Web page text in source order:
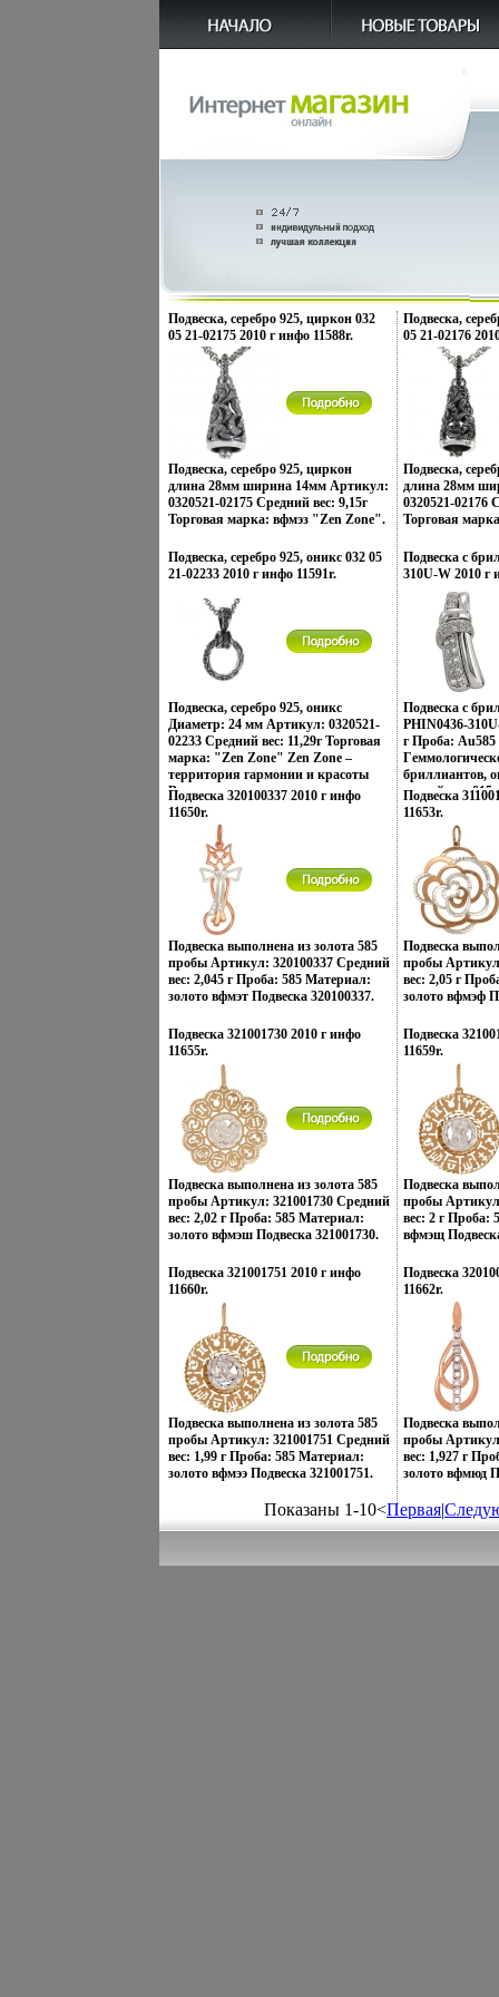
Подвеска, серебро 925, циркон 032
05 21-02175 2010 г инфо 11588r.
Подвеска, серебро 925, циркон
длина 28мм ширина 14мм Артикул:
0320521-02175 Средний вес: 9,15г
Торговая марка: вфмэз "Zen Zone".
Подвеска, серебро 925, оникс 032 05
21-02233 2010 г инфо 11591r.
Подвеска, серебро 925, оникс
Диаметр: 24 мм Артикул: 0320521-
02233 Средний вес: 11,29г Торговая
марка: "Zen Zone" Zen Zone –
территория гармонии и красоты
Взаимопроникновение и слияние
кбчльаультур Востока и Запада,
сочетание контрастов и
противоположностей Настроения
неонового Токио, обаяние
французских кофеин, безудержная
роскошь индийских дворцов,
романтика коралловых рифов и
лазурных побережий Бали,
динамика моды и тенденций
Милана – все это
воплотиловжбюрсь в ювелирных
шедеврах Zen Zone Дизайнеры
изменили традиционному подходу
создания украшений, как деталей
украшающих образ Украшения Zen
Zone дарят вам привилегию
избранных – подчеркивать, менять
и создавать свой неповторимый
образ, приобретая при этом заряд
настроения и уверенность в своем
успехе.
Подвеска 320100337 2010 г инфо
11650r.
Подвеска выполнена из золота 585
пробы Артикул: 320100337 Средний
вес: 2,045 г Проба: 585 Материал:
золото вфмэт Подвеска 320100337.
Подвеска 321001730 2010 г инфо
11655r.
Подвеска выполнена из золота 585
пробы Артикул: 321001730 Средний
вес: 2,02 г Проба: 585 Материал:
золото вфмэш Подвеска 321001730.
Подвеска 321001751 2010 г инфо
11660r.
Подвеска выполнена из золота 585
пробы Артикул: 321001751 Средний
вес: 1,99 г Проба: 585 Материал:
золото вфмээ Подвеска 321001751.
Подвеска,
05 21-02176
Подвеска,
длина 28мм
0320521-02176
Торговая
Подвеска с
310U-W 2010 г
Подвеска с
PHIN0436-
г Проба:
бриллиантов,
граней, вес
чистота 3.
Подвеска
11653r.
Подвеска
пробы
вес: 2,05 г
золото вфмэф
Подвеска
11659r.
Подвеска
пробы
вес: 2 г Проба:
вфмэщ
Подвеска
11662r.
Подвеска
пробы
вес: 1,927 г
золото вфмюд
Показаны 1-10<Первая|